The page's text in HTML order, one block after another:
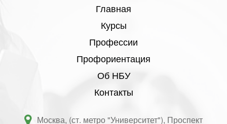
Главная
Курсы
Профессии
Профориентация
Об НБУ
Контакты
Москва, (ст. метро "Университет"), Проспект